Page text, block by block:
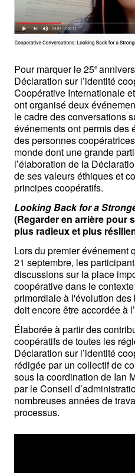
Pour marquer le 25e
Déclaration sur l’identité
Coopérative Internationale
ont organisé deux
le cadre des conversations
événements ont permis des
des personnes
monde dont une grande
l’élaboration de la
de ses valeurs éthiques et
principes coopératifs.
Looking Back for a
(Regarder en arrière pour
plus radieux et plus
Lors du premier événement
21 septembre, les
discussions sur la place
coopérative dans le
primordiale à l'évolution
doit encore être accordée à
Élaborée à partir des
coopératifs de toutes les
Déclaration sur l’identité
rédigée par un collectif de
sous la coordination de Ian
par le Conseil
nombreuses années de
processus.